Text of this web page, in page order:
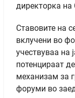
директорка
Ставовите на
вклучени во
учествуваа на
потенцираат
механизам за
форуми во